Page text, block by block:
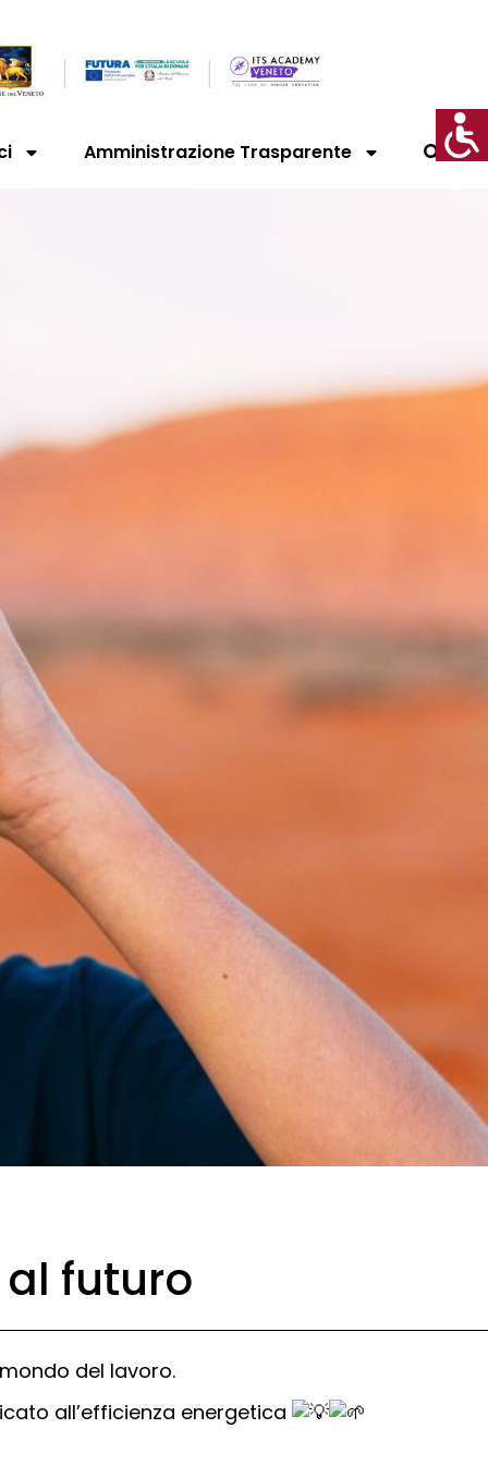
Amministrazione Trasparente
futuro
del lavoro.
all’efficienza energetica